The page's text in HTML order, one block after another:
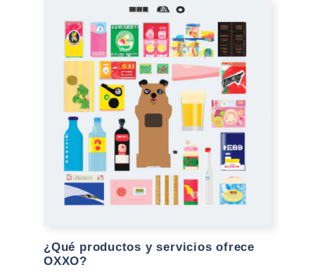
¿Qué productos y servicios ofrece
OXXO?